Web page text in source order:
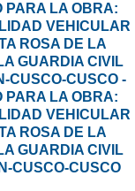
PARA LA OBRA:
VEHICULAR
ROSA DE LA
GUARDIA CIVIL
CUSCO-CUSCO -
PARA LA OBRA:
VEHICULAR
ROSA DE LA
GUARDIA CIVIL
CUSCO-CUSCO